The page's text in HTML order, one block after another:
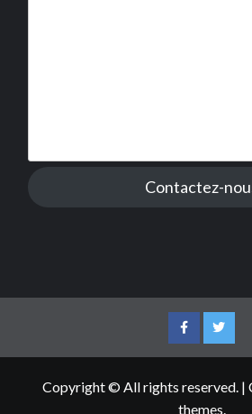
Contactez-
FacebookTwitter
Copyright © All rights reserved. |
themes.